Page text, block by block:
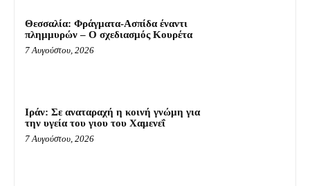
Θεσσαλία: Φράγματα-Ασπίδα έναντι
πλημμυρών – Ο σχεδιασμός Κουρέτα
7 Αυγούστου, 2026
Ιράν: Σε αναταραχή η κοινή γνώμη για
την υγεία του γιου του Χαμενεΐ
7 Αυγούστου, 2026